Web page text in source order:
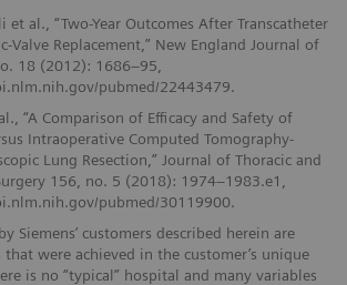
et al., “Two-Year Outcomes After Transcatheter
Valve Replacement,” New England Journal of
18 (2012): 1686–95,
pubmed/22443479.
“A Comparison of Efficacy and Safety of
Intraoperative Computed Tomography-
Lung Resection,” Journal of Thoracic and
156, no. 5 (2018): 1974–1983.e1,
pubmed/30119900.
Siemens’ customers described herein are
that were achieved in the customer’s unique
is no “typical” hospital and many variables